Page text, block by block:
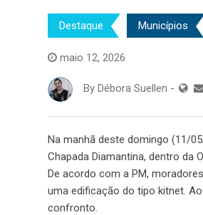
Destaque Municípios
maio 12, 2026
By Débora Suellen -
Na manhã deste domingo (11/
Chapada Diamantina, dentro da
De acordo com a PM,
uma edificação do tipo kitnet.
confronto.